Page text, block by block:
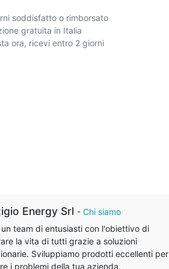
soddisfatto o rimborsato
gratuita in Italia
ora, ricevi entro 2 giorni
Energy Srl - Chi siamo
un team di entusiasti con l'obiettivo di
la vita di tutti grazie a soluzioni
Sviluppiamo prodotti eccellenti per
i problemi della tua azienda.